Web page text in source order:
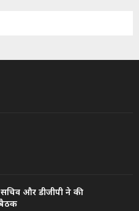
और डीजीपी ने की
बैठक